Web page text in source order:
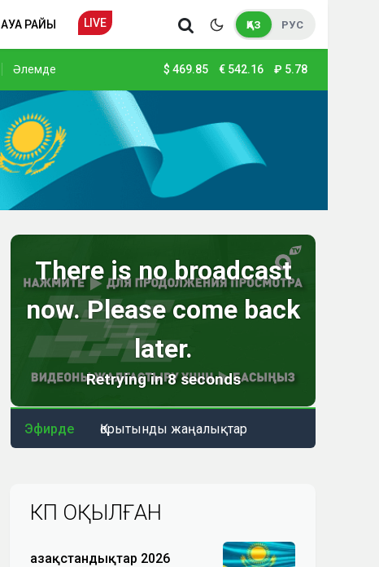
АУА РАЙЫ LIVE ҚАЗ РУС
Әлемде $ 469.85 € 542.16 ₽ 5.78
Эфирде Қорытынды жаңалықтар
КӨП ОҚЫЛҒАН
Қазақстандықтар 2026